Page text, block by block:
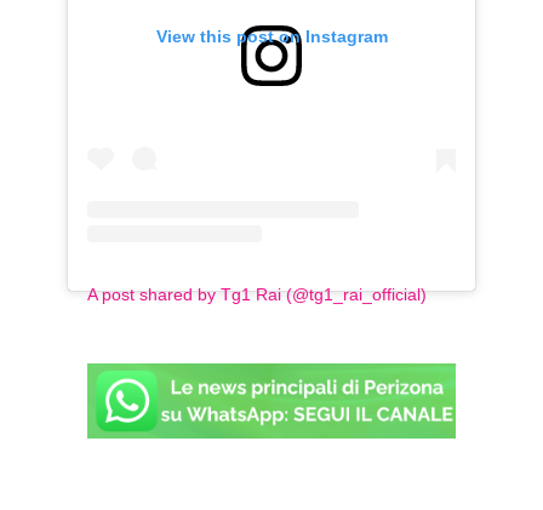
View this post on Instagram
A post shared by Tg1 Rai (@tg1_rai_official)